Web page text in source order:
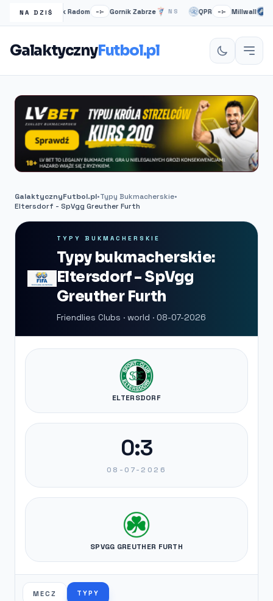
NA DZIŚ
Radomiak Radom –:– Gornik Zabrze NS QPR –:– Millwall NS
GalaktycznyFutbol.pl
GalaktycznyFutbol.pl•Typy Bukmacherskie•
Eltersdorf - SpVgg Greuther Furth
TYPY BUKMACHERSKIE
Typy bukmacherskie:
Eltersdorf - SpVgg
Greuther Furth
Friendlies Clubs · world · 08-07-2026
ELTERSDORF
0:3
08-07-2026
SPVGG GREUTHER FURTH
MECZ TYPY